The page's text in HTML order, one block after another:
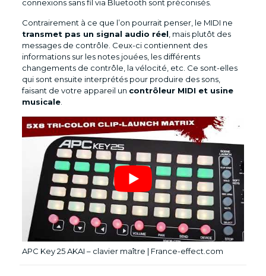
connexions sans fil via Bluetooth sont préconisés.
Contrairement à ce que l’on pourrait penser, le MIDI ne
transmet pas un signal audio réel , mais plutôt des
messages de contrôle. Ceux-ci contiennent des
informations sur les notes jouées, les différents
changements de contrôle, la vélocité, etc. Ce sont-elles
qui sont ensuite interprétés pour produire des sons,
faisant de votre appareil un contrôleur MIDI et usine
musicale.
APC Key 25 AKAI – clavier maître | France-effect.com